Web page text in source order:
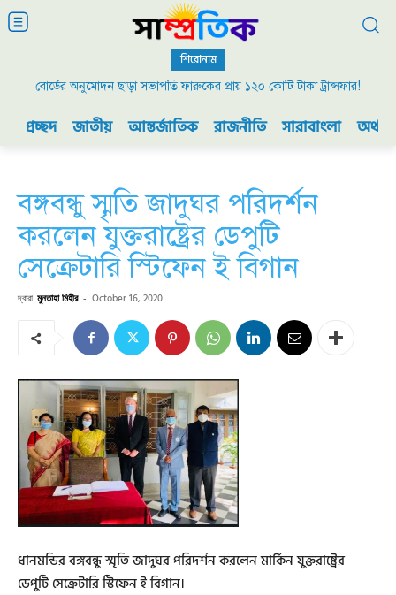
শিরোনাম
বোর্ডের অনুমোদন ছাড়া সভাপতি ফারুকের প্রায় ১২০ কোটি টাকা ট্রান্সফার!
প্রচ্ছদ জাতীয় আন্তর্জাতিক রাজনীতি সারাবাংলা
বঙ্গবন্ধু স্মৃতি জাদুঘর পরিদর্শন
করলেন যুক্তরাষ্ট্রের ডেপুটি
সেক্রেটারি স্টিফেন ই বিগান
দ্বারা মুনতাহা মিহীর - October 16, 2020
ধানমন্ডির বঙ্গবন্ধু স্মৃতি জাদুঘর পরিদর্শন করলেন মার্কিন যুক্তরাষ্ট্রের
ডেপুটি সেক্রেটারি স্টিফেন ই বিগান।